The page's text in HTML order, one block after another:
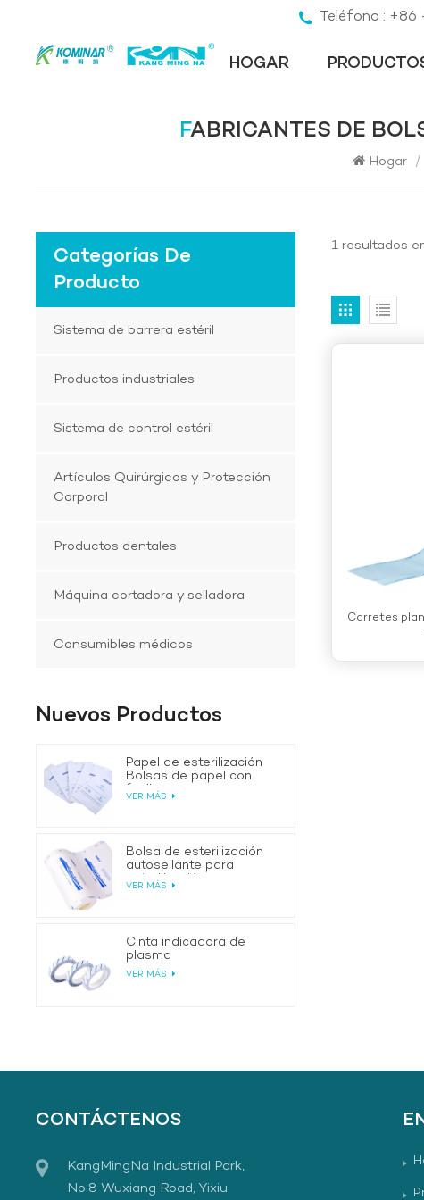
Teléfono :
HOGAR
FABRICANTES DE
Hogar /
1 resultados
Carretes
Categorías De
Producto
Sistema de barrera estéril
Productos industriales
Sistema de control estéril
Artículos Quirúrgicos y Protección
Corporal
Productos dentales
Máquina cortadora y selladora
Consumibles médicos
Nuevos Productos
Papel de esterilización
Bolsas de papel con
fuelle
VER MÁS
Bolsa de esterilización
autosellante para
esterilización
VER MÁS
Cinta indicadora de
plasma
VER MÁS
CONTÁCTENOS
KangMingNa Industrial Park,
No.8 Wuxiang Road, Yixiu